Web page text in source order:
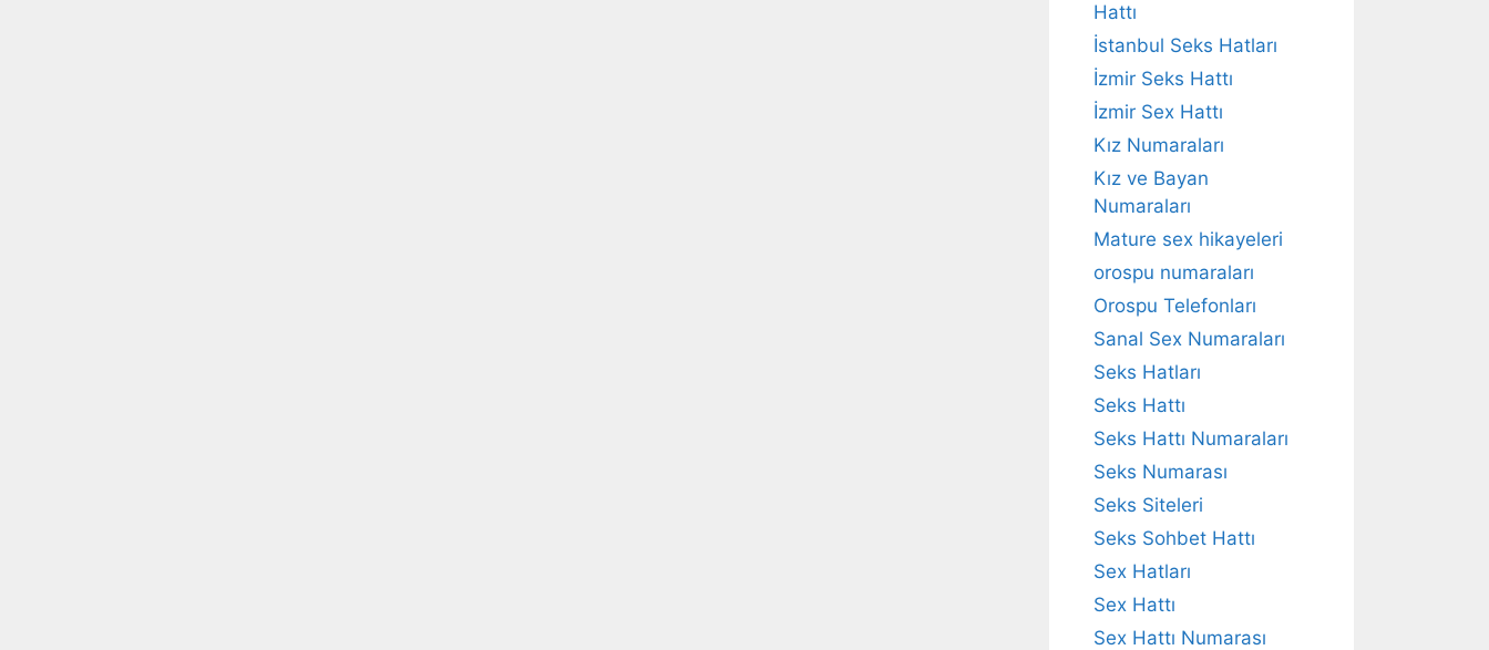
Hattı
İstanbul Seks Hatları
İzmir Seks Hattı
İzmir Sex Hattı
Kız Numaraları
Kız ve Bayan
Numaraları
Mature sex hikayeleri
orospu numaraları
Orospu Telefonları
Sanal Sex Numaraları
Seks Hatları
Seks Hattı
Seks Hattı Numaraları
Seks Numarası
Seks Siteleri
Seks Sohbet Hattı
Sex Hatları
Sex Hattı
Sex Hattı Numarası